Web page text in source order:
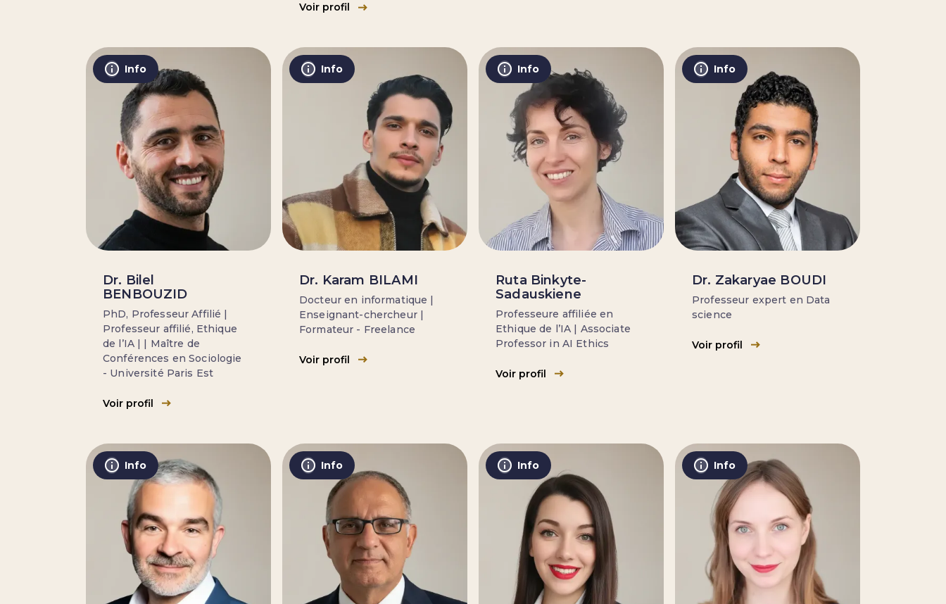
Voir profil
Info
Dr. Bilel
BENBOUZID
PhD, Professeur Affilié |
Professeur affilié, Ethique
de l’IA | | Maître de
Conférences en Sociologie
- Université Paris Est
Voir profil
Info
Dr. Karam BILAMI
Docteur en informatique |
Enseignant-chercheur |
Formateur - Freelance
Voir profil
Info
Ruta Binkyte-
Sadauskiene
Professeure affiliée en
Ethique de l’IA | Associate
Professor in AI Ethics
Voir profil
Info
Dr. Zakaryae BOUDI
Professeur expert en Data
science
Voir profil
Info Info Info Info